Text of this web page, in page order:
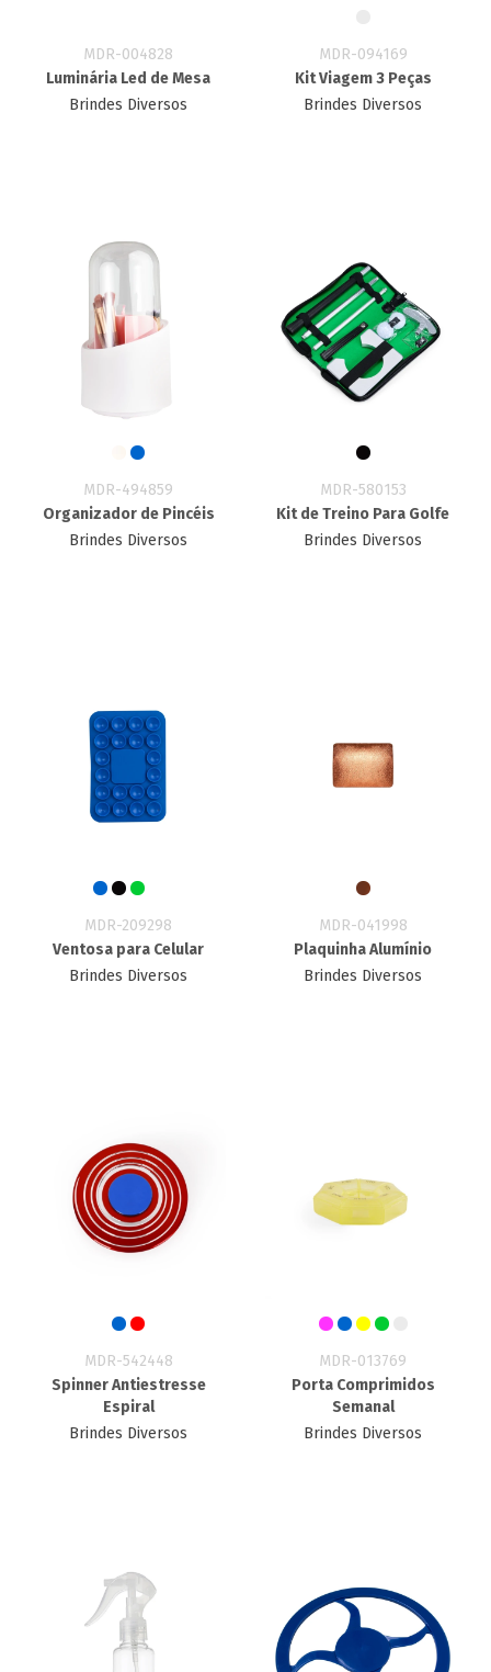
MDR-004828
Luminária Led de Mesa
Brindes Diversos
MDR-094169
Kit Viagem 3 Peças
Brindes Diversos
MDR-494859
Organizador de Pincéis
Brindes Diversos
MDR-580153
Kit de Treino Para Golfe
Brindes Diversos
MDR-209298
Ventosa para Celular
Brindes Diversos
MDR-041998
Plaquinha Alumínio
Brindes Diversos
MDR-542448
Spinner Antiestresse
Espiral
Brindes Diversos
MDR-013769
Porta Comprimidos
Semanal
Brindes Diversos